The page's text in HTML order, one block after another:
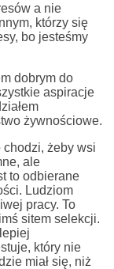
a nie
którzy się
bo jesteśmy
dobrym do
aspiracje
żywnościowe.
chodzi, żeby wsi
ale
to odbierane
Ludziom
pracy. To
sitem selekcji.
który nie
miał się, niż